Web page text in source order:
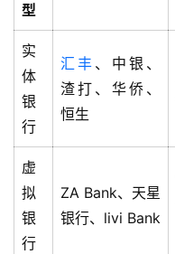
型
实
体
银
行
汇丰 、中银、
渣打、华侨、
恒生
虚
拟
银
行
ZA Bank、天星
银行、livi Bank